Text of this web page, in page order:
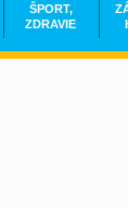
ŠPORT,
ZDRAVIE